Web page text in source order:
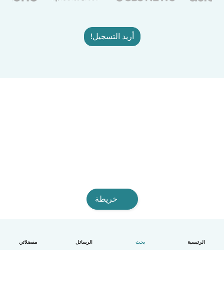
الرئيسية بحث الرسائل مفضلاتي
أريد التسجيل!
خريطة